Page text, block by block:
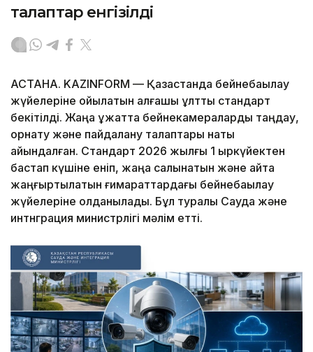
талаптар енгізілді
АСТАНА. KAZINFORM — Қазақстанда бейнебақылау
жүйелеріне қойылатын алғашқы ұлттық стандарт
бекітілді. Жаңа құжатта бейнекамераларды таңдау,
орнату және пайдалану талаптары нақты
айқындалған. Стандарт 2026 жылғы 1 қыркүйектен
бастап күшіне еніп, жаңа салынатын және қайта
жаңғыртылатын ғимараттардағы бейнебақылау
жүйелеріне қолданылады. Бұл туралы Сауда және
интнграция министрлігі мәлім етті.